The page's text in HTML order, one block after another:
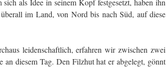
als Idee in seinem Kopf festgesetzt, haben ihn
im Land, von Nord bis nach Süd, auf diese
leidenschaftlich, erfahren wir zwischen zwei
an diesem Tag. Den Filzhut hat er abgelegt, gönnt